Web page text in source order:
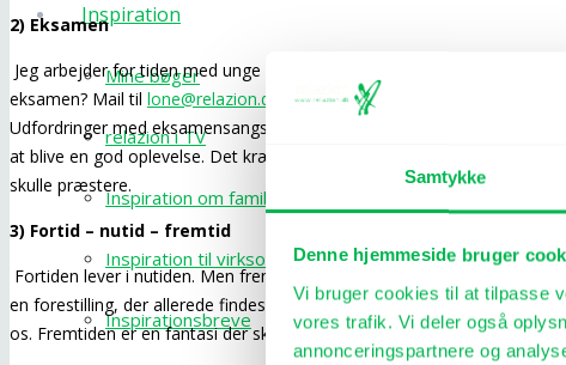
Samtykke
Denne hjemmeside bruger
Vi bruger cookies til at tilpasse
vores trafik. Vi deler også
annonceringspartnere og
Inspiration
Mine bøger
relazion i TV
Inspiration om familieliv
Inspiration til virksomheder
Inspirationsbreve
2) Eksamen
Jeg arbejder for tiden med unge der skal til eksamen. Måske du også
eksamen? Mail til lone@relazion.dk
hvis du vil have tilsendt 18 gode råd
Udfordringer med eksamensangst eller nervøsitet kan der arbejdes
at blive en god oplevelse. Det kræver nogle tips og tricks samt at
skulle præstere.
3) Fortid – nutid – fremtid
Fortiden lever i nutiden. Men fremtiden lever også i nutiden. Fremtiden
en forestilling, der allerede findes i vores bevidsthed nu. Den er noget
os. Fremtiden er en fantasi der skaber os. Skrevet af Stephen Grosz